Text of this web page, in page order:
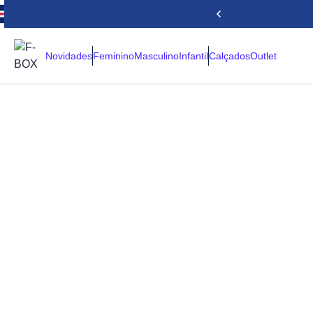
NovidadesFemininoMasculinoInfantilCalçadosOutlet